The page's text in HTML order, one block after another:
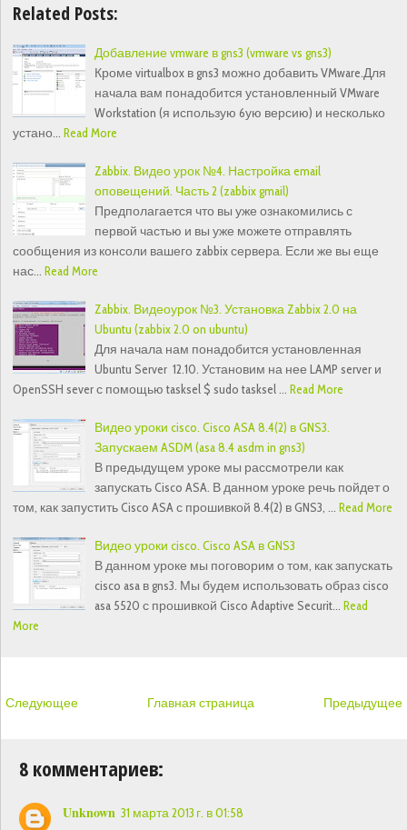
Related Posts:
Добавление vmware в gns3 (vmware vs gns3)
Кроме virtualbox в gns3 можно добавить VMware.Для
начала вам понадобится установленный VMware
Workstation (я использую 6ую версию) и несколько
устано… Read More
Zabbix. Видео урок №4. Настройка email
оповещений. Часть 2 (zabbix gmail)
Предполагается что вы уже ознакомились с
первой частью и вы уже можете отправлять
сообщения из консоли вашего zabbix сервера. Если же вы еще
нас… Read More
Zabbix. Видеоурок №3. Установка Zabbix 2.0 на
Ubuntu (zabbix 2.0 on ubuntu)
Для начала нам понадобится установленная
Ubuntu Server 12.10. Установим на нее LAMP server и
OpenSSH sever с помощью tasksel $ sudo tasksel … Read More
Видео уроки cisco. Cisco ASA 8.4(2) в GNS3.
Запускаем ASDM (asa 8.4 asdm in gns3)
В предыдущем уроке мы рассмотрели как
запускать Cisco ASA. В данном уроке речь пойдет о
том, как запустить Cisco ASA с прошивкой 8.4(2) в GNS3, … Read More
Видео уроки cisco. Cisco ASA в GNS3
В данном уроке мы поговорим о том, как запускать
cisco asa в gns3. Мы будем использовать образ cisco
asa 5520 с прошивкой Cisco Adaptive Securit… Read
More
Следующее Предыдущее
Главная страница
8 комментариев:
Unknown 31 марта 2013 г. в 01:58